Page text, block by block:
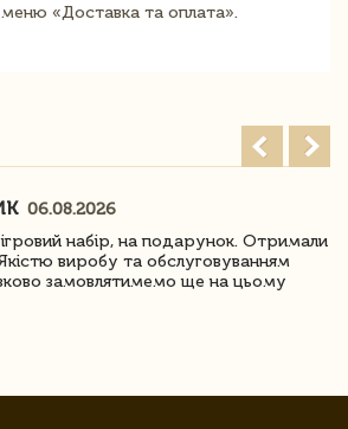
«Доставка та оплата».
06.08.2026
набір, на подарунок. Отримали
виробу та обслуговуванням
замовлятимемо ще на цьому